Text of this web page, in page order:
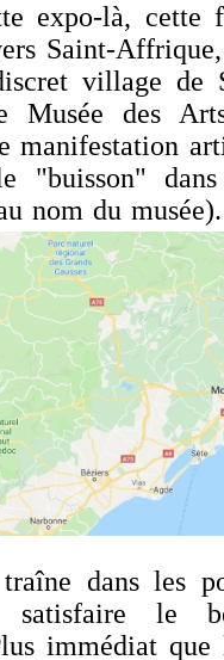
là, cette
Saint-
village de
Musée des
manifestation
"buisson"
nom du musée).
dans les
satisfaire le
immédiat